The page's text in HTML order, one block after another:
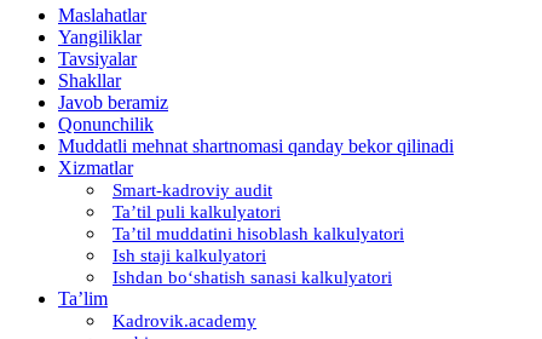
Maslahatlar
Yangiliklar
Tavsiyalar
Shakllar
Javob beramiz
Qonunchilik
Muddatli mehnat shartnomasi qanday bekor qilinadi
Xizmatlar
Smart-kadroviy audit
Ta’til puli kalkulyatori
Ta’til muddatini hisoblash kalkulyatori
Ish staji kalkulyatori
Ishdan boʻshatish sanasi kalkulyatori
Ta’lim
Kadrovik.academy